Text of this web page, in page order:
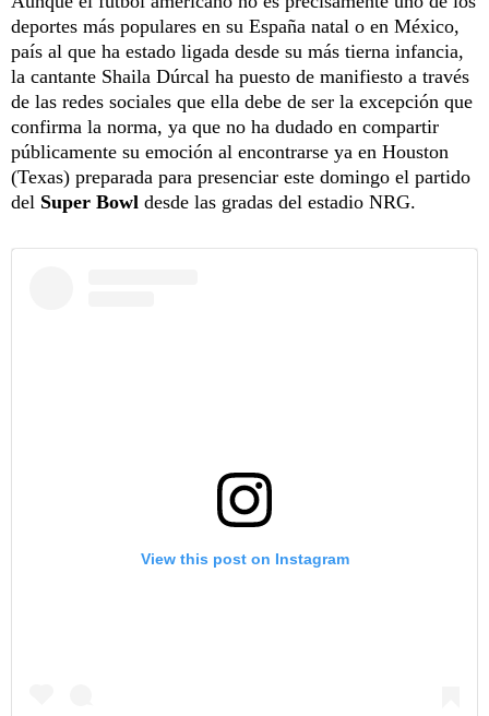
deportes más populares en su España natal o en México,
país al que ha estado ligada desde su más tierna infancia,
la cantante Shaila Dúrcal ha puesto de manifiesto a través
de las redes sociales que ella debe de ser la excepción que
confirma la norma, ya que no ha dudado en compartir
públicamente su emoción al encontrarse ya en Houston
(Texas) preparada para presenciar este domingo el partido
del Super Bowl desde las gradas del estadio NRG.
View this post on Instagram